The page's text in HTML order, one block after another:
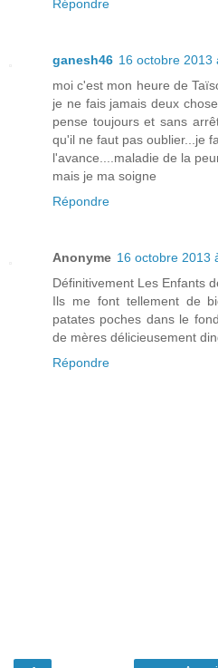
Répondre
ganesh46 16 octobre 2013
moi c'est mon heure de
je ne fais jamais deux
pense toujours et sans
qu'il ne faut pas oublier...je
l'avance....maladie de la
mais je ma soigne
Répondre
Anonyme 16 octobre 2013
Définitivement Les Enfants
Ils me font tellement de
patates poches dans le
de mères délicieusement
Répondre